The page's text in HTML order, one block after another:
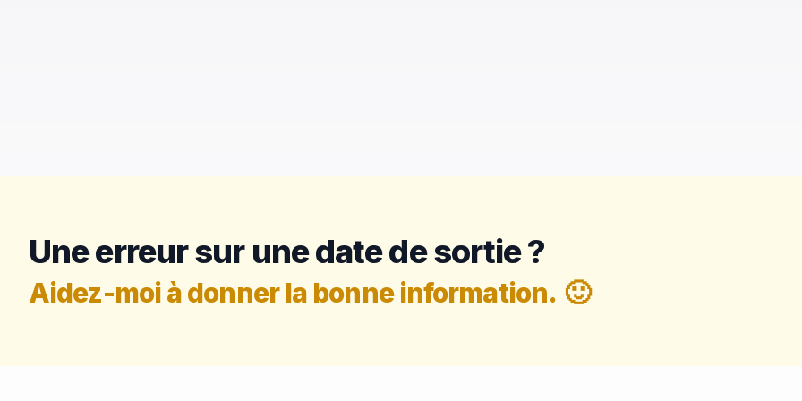
Une erreur sur une date de sortie ?
Aidez-moi à donner la bonne information. 🙂